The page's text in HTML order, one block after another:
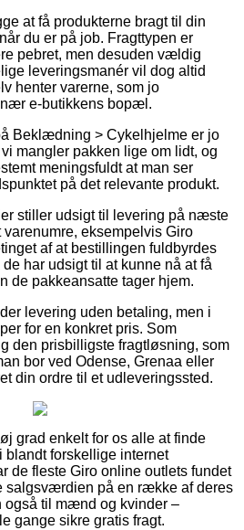
at få produkterne bragt til din
du er på job. Fragttypen er
pebret, men desuden vældig
leveringsmanér vil dog altid
henter varerne, som jo
e-butikkens bopæl.
Beklædning > Cykelhjelme er jo
mangler pakken lige om lidt, og
meningsfuldt at man ser
på det relevante produkt.
stiller udsigt til levering på næste
eksempelvis Giro
af at bestillingen fuldbyrdes
har udsigt til at kunne nå at få
de pakkeansatte tager hjem.
levering uden betaling, men i
for en konkret pris. Som
den prisbilligste fragtløsning, som
bor ved Odense, Grenaa eller
din ordre til et udleveringssted.
grad enkelt for os alle at finde
blandt forskellige internet
de fleste Giro online outlets fundet
salgsværdien på en række af deres
også til mænd og kvinder –
gange sikre gratis fragt.